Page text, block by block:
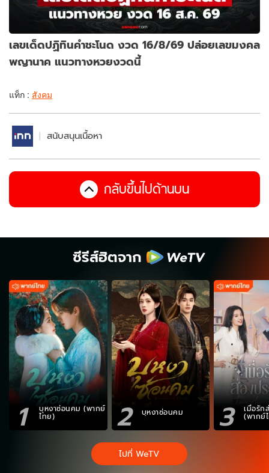
เลขเด็ดปฏิทินคำชะโนด งวด 16/8/69 ปล่อยเลขมงคล
พญานาค แนวทางหวยงวดนี้
แท็ก : สังคม
สนับสนุนเนื้อหา
กลับขึ้นไปด้านบน
ซีรีส์ฮิตจาก
1 บุหงาซ่อนคม (พากย์
ไทย) 2 บุหงาซ่อนคม 3 เมื่อรัก
(พากย์
ไปที่ WeTV